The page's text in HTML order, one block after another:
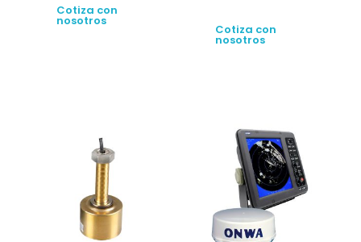
Cotiza con
nosotros
Cotiza con
nosotros